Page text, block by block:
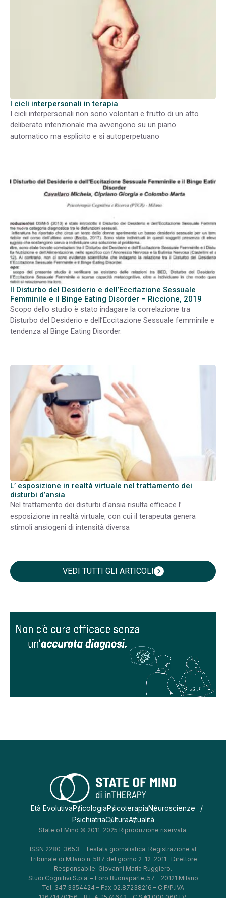
I cicli interpersonali in terapia
I cicli interpersonali non sono volontari e frutto di un atto
deliberato intenzionale ma avvengono su un piano
automatico ma esplicito e si autoperpetuano
Il Disturbo del Desiderio e dell’Eccitazione Sessuale
Femminile e il Binge Eating Disorder – Riccione, 2019
Scopo dello studio è stato indagare la correlazione tra
Disturbo del Desiderio e dell’Eccitazione Sessuale femminile e
tendenza al Binge Eating Disorder.
L’ esposizione in realtà virtuale nel trattamento dei
disturbi d’ansia
Nel trattamento dei disturbi d'ansia risulta efficace l’
esposizione in realtà virtuale, con cui il terapeuta genera
stimoli ansiogeni di intensità diversa
VEDI TUTTI GLI ARTICOLI chevron_right
Età EvolutivaPsicologiaPsicoterapiaNeuroscienze
PsichiatriaCulturaAttualità
State of Mind © 2011-2025 Riproduzione riservata.
ISSN 2280-3653 – Testata giornalistica. Registrazione al
Tribunale di Milano n. 587 del giorno 2-12-2011- Direttore
Responsabile: Giovanni Maria Ruggiero.
Studi Cognitivi S.p.a. – Foro Buonaparte, 57 – 20121 Milano
Tel. 347.3354424 – Fax 02.87238216 – C.F/P.IVA